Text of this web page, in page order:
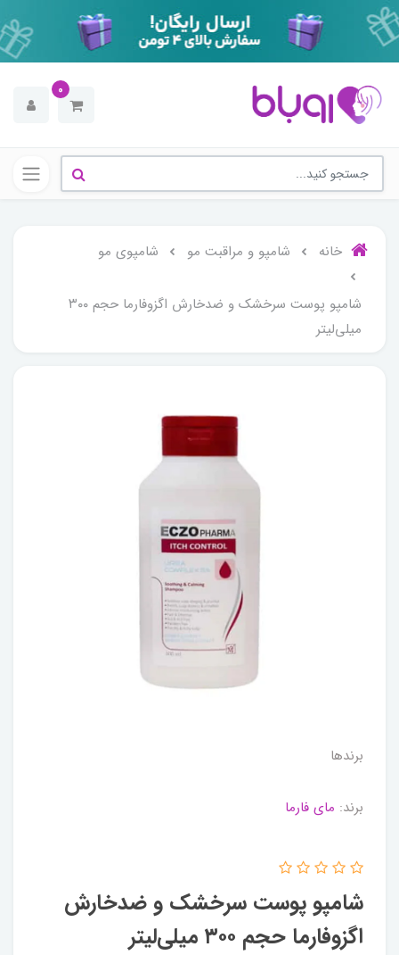
0
خانه شامپو و مراقبت مو شامپوی مو
شامپو پوست سرخشک و ضدخارش اگزوفارما حجم ۳۰۰
میلی‌لیتر
برندها
برند: مای فارما
شامپو پوست سرخشک و ضدخارش
اگزوفارما حجم ۳۰۰ میلی‌لیتر